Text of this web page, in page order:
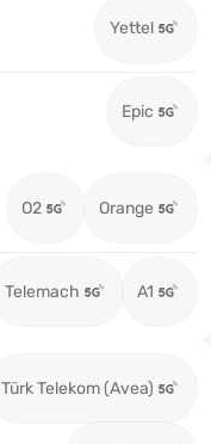
Yettel
Epic
O2 Orange
Telemach A1
Türk Telekom (Avea)